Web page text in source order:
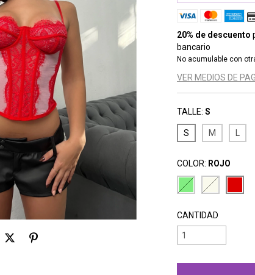
20% de descuento
bancario
No acumulable con
VER MEDIOS DE
TALLE: S
S M L
COLOR: ROJO
CANTIDAD